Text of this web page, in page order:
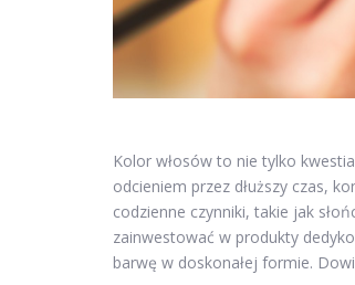
Kolor włosów to nie tylko
odcieniem przez dłuższy czas,
codzienne czynniki, takie jak
zainwestować w produkty
barwę w doskonałej formie.